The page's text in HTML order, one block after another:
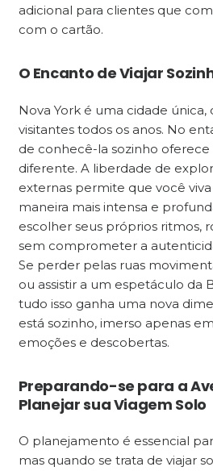
adicional para clientes que
com o cartão.
O Encanto de Viajar
Nova York é uma cidade única,
visitantes todos os anos. No
de conhecê-la sozinho
diferente. A liberdade de
externas permite que você
maneira mais intensa e
escolher seus próprios ritmos,
sem comprometer a
Se perder pelas ruas
ou assistir a um espetáculo da
tudo isso ganha uma nova
está sozinho, imerso apenas
emoções e descobertas.
Preparando-se para a
Planejar sua Viagem Solo
O planejamento é essencial
mas quando se trata de viajar